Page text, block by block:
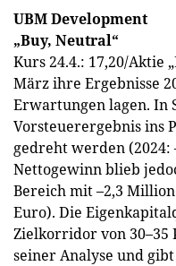
UBM Development
„Buy, Neutral“
Kurs 24.4.: 17,20/Aktie
März ihre Ergebnisse
Erwartungen lagen. In
Vorsteuerergebnis ins
gedreht werden (2024:
Nettogewinn blieb
Bereich mit –2,3
Euro). Die
Zielkorridor von 30–35
seiner Analyse und